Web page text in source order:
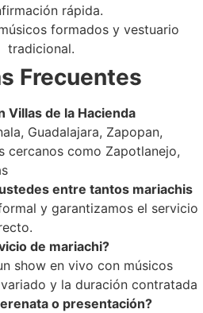
rápida.
formados y vestuario
tradicional.
Frecuentes
Villas de la Hacienda
Guadalajara, Zapopan,
cercanos como Zapotlanejo,
entre tantos mariachis
y garantizamos el servicio
de mariachi?
show en vivo con músicos
y la duración contratada
o presentación?